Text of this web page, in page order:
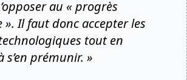
au « progrès
Il faut donc accepter les
tout en
s’en prémunir. »